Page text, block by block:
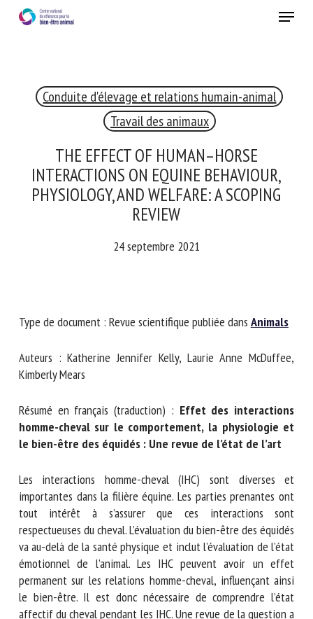
Menu
Conduite d'élevage et relations humain-animal
Travail des animaux
THE EFFECT OF HUMAN–HORSE
INTERACTIONS ON EQUINE BEHAVIOUR,
PHYSIOLOGY, AND WELFARE: A SCOPING
REVIEW
24 septembre 2021
Type de document : Revue scientifique publiée dans
Auteurs : Katherine Jennifer Kelly, Laurie Anne McDuffee,
Résumé en français (traduction) :Effet des interactions
homme-cheval sur le comportement, la physiologie et
Les interactions homme-cheval (IHC) sont diverses et
importantes dans la filière équine. Les parties prenantes ont
tout intérêt à s’assurer que ces interactions sont
respectueuses du cheval. L’évaluation du bien-être des
équidés va au-delà de la santé physique et inclut
l’évaluation de l’état émotionnel de l’animal. Les IHC
peuvent avoir un effet permanent sur les relations homme-
cheval, influençant ainsi le bien-être. Il est donc nécessaire
RECEVEZ CHAQUE MOIS GRATUITEMENT
LES DERNIÈRES ACTUALITÉS SUR LE BIEN-ÊTRE
ANIMAL
Select language
Nom *
Prénom *
Organisme *
E-mail *
En soumettant ce formulaire, j'accepte que les
informations saisies soient utilisées dans le cadre de la
relation avec le CNR BEA. *
Les champs suivis de * sont obligatoires